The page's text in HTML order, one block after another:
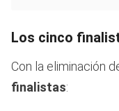
Los cinco
Con la eliminación
finalistas: